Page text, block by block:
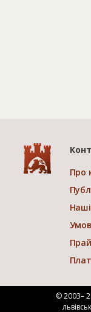
Про
© 2003–